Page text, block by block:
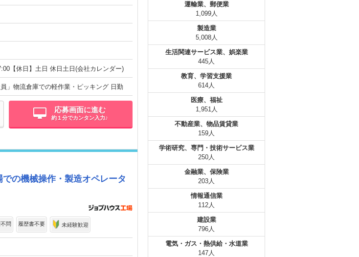
【休日】土日 休日土日(会社カレンダー)
員」物流倉庫での軽作業・ピッキング 日勤
応募画面に進む
約１分でカンタン入力♪
の機械操作・製造オペレータ
問 履歴書不要 未経験歓迎
運輸業、郵便業
1,099人
製造業
5,008人
生活関連サービス業、娯楽業
445人
教育、学習支援業
614人
医療、福祉
1,951人
不動産業、物品賃貸業
159人
学術研究、専門・技術サービス業
250人
金融業、保険業
203人
情報通信業
112人
建設業
796人
電気・ガス・熱供給・水道業
147人